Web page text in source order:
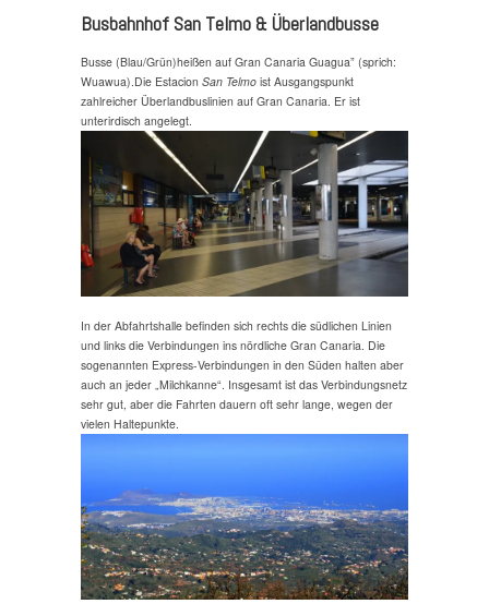
Busbahnhof San Telmo & Überlandbusse
Busse (Blau/Grün)heißen auf Gran Canaria Guagua” (sprich:
Wuawua).Die Estacion San Telmo ist Ausgangspunkt
zahlreicher Überlandbuslinien auf Gran Canaria. Er ist
unterirdisch angelegt.
In der Abfahrtshalle befinden sich rechts die südlichen Linien
und links die Verbindungen ins nördliche Gran Canaria. Die
sogenannten Express-Verbindungen in den Süden halten aber
auch an jeder „Milchkanne“. Insgesamt ist das Verbindungsnetz
sehr gut, aber die Fahrten dauern oft sehr lange, wegen der
vielen Haltepunkte.